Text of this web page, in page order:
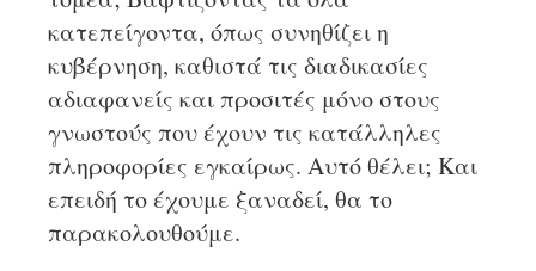
κατεπείγοντα, όπως συνηθίζει η
κυβέρνηση, καθιστά τις διαδικασίες
αδιαφανείς και προσιτές μόνο στους
γνωστούς που έχουν τις κατάλληλες
πληροφορίες εγκαίρως. Αυτό θέλει; Και
επειδή το έχουμε ξαναδεί, θα το
παρακολουθούμε.